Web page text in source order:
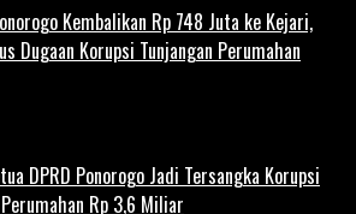
Kembalikan Rp 748 Juta ke Kejari,
Dugaan Korupsi Tunjangan Perumahan
DPRD Ponorogo Jadi Tersangka Korupsi
Rp 3,6 Miliar